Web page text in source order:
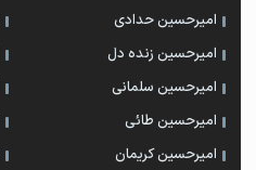
امیرحسین حدادی
امیرحسین زنده دل
امیرحسین سلمانی
امیرحسین طائی
امیرحسین کریمان